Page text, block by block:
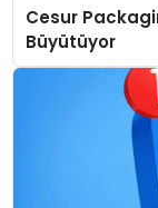
Cesur
Büyütüyor